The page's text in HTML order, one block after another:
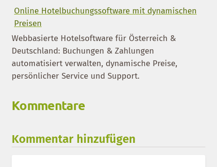
Online Hotelbuchungssoftware mit dynamischen
Preisen
Webbasierte Hotelsoftware für Österreich &
Deutschland: Buchungen & Zahlungen
automatisiert verwalten, dynamische Preise,
persönlicher Service und Support.
Kommentare
Kommentar hinzufügen